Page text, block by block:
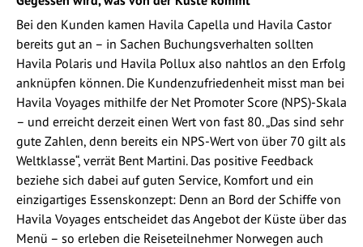
Bei den Kunden kamen Havila Capella und Havila Castor
bereits gut an – in Sachen Buchungsverhalten sollten
Havila Polaris und Havila Pollux also nahtlos an den Erfolg
anknüpfen können. Die Kundenzufriedenheit misst man bei
Havila Voyages mithilfe der Net Promoter Score (NPS)-Skala
– und erreicht derzeit einen Wert von fast 80. „Das sind sehr
gute Zahlen, denn bereits ein NPS-Wert von über 70 gilt als
Weltklasse“, verrät Bent Martini. Das positive Feedback
beziehe sich dabei auf guten Service, Komfort und ein
einzigartiges Essenskonzept: Denn an Bord der Schiffe von
Havila Voyages entscheidet das Angebot der Küste über das
Menü – so erleben die Reiseteilnehmer Norwegen auch